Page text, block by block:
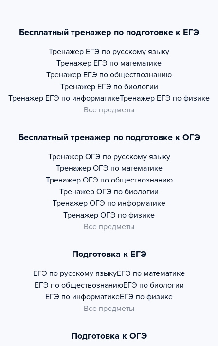
Бесплатный тренажер по подготовке к ЕГЭ
Тренажер ЕГЭ по русскому языку
Тренажер ЕГЭ по математике
Тренажер ЕГЭ по обществознанию
Тренажер ЕГЭ по биологии
Тренажер ЕГЭ по информатикеТренажер ЕГЭ по физике
Все предметы
Бесплатный тренажер по подготовке к ОГЭ
Тренажер ОГЭ по русскому языку
Тренажер ОГЭ по математике
Тренажер ОГЭ по обществознанию
Тренажер ОГЭ по биологии
Тренажер ОГЭ по информатике
Тренажер ОГЭ по физике
Все предметы
Подготовка к ЕГЭ
ЕГЭ по русскому языкуЕГЭ по математике
ЕГЭ по обществознаниюЕГЭ по биологии
ЕГЭ по информатикеЕГЭ по физике
Все предметы
Подготовка к ОГЭ